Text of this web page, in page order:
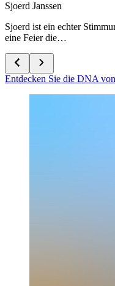
Sjoerd Janssen
Sjoerd ist ein echter
eine Feier die…
Entdecken Sie die DNA